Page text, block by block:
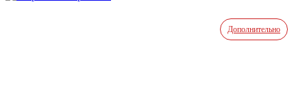
Дополнительно